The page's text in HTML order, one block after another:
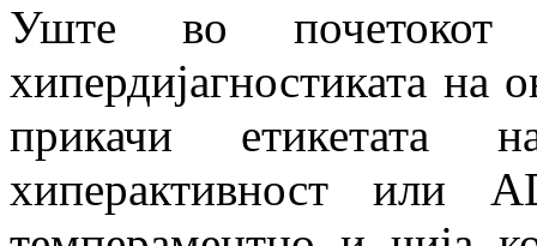
Уште во почетокот
хипердијагностиката
прикачи
хиперактивност или